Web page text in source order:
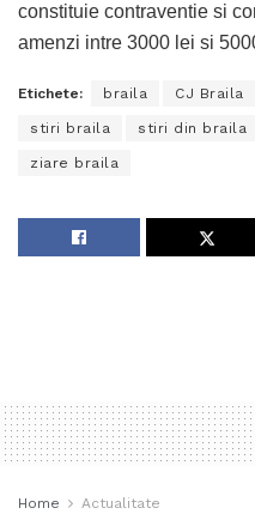
constituie contraventie si
amenzi intre 3000 lei si
Etichete: braila CJ Braila
stiri braila stiri din braila
ziare braila
Home Actualitate